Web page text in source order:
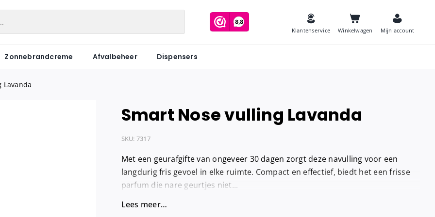
Klantenservice Winkelwagen Mijn account
Hygiënezakjes
Tampons
Hygiënebak
Hygiënebak navulling
Urinoirmatten
Industriepapier
Onderzoeksbankrollen
Servetten
Tissues
Zonnebrandcreme Afvalbeheer Dispensers
Lavanda
Smart Nose vulling Lavanda
SKU: 7317
Met een geurafgifte van ongeveer 30 dagen zorgt deze navulling voor een
langdurig fris gevoel in elke ruimte. Compact en effectief, biedt het een frisse
parfum die nare geurtjes niet...
Lees meer…